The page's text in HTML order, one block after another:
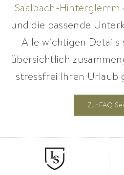
Saalbach-Hinterglemm
und die passende
Alle wichtigen Details
übersichtlich
stressfrei Ihren Urlaub
Zur FAQ